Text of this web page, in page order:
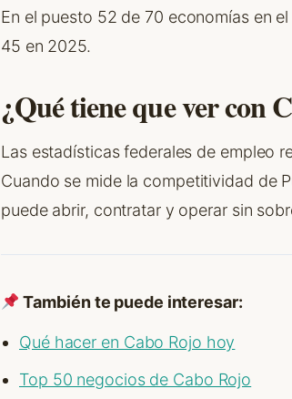
En el puesto 52 de 70 economías en
45 en 2025.
¿Qué tiene que ver con
Las estadísticas federales de empleo
Cuando se mide la competitividad de
puede abrir, contratar y operar sin
También te puede interesar:
Qué hacer en Cabo Rojo hoy
Top 50 negocios de Cabo Rojo